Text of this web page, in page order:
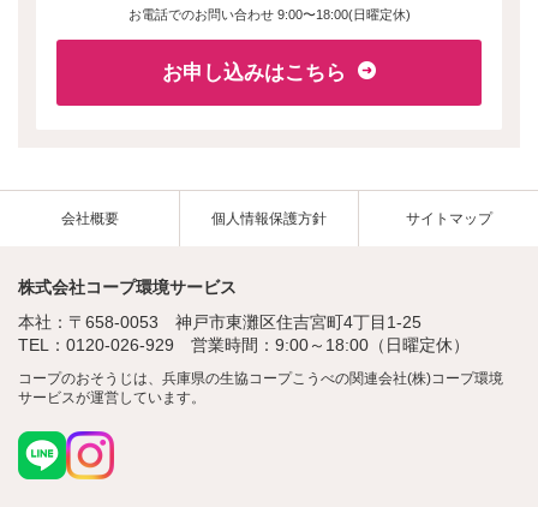
お電話でのお問い合わせ 9:00〜18:00(日曜定休)
お申し込みはこちら
会社概要 個人情報保護方針 サイトマップ
株式会社コープ環境サービス
本社：〒658-0053 神戸市東灘区住吉宮町4丁目1-25
TEL：0120-026-929 営業時間：9:00～18:00（日曜定休）
コープのおそうじは、兵庫県の生協コープこうべの関連会社(株)コープ環境
サービスが運営しています。